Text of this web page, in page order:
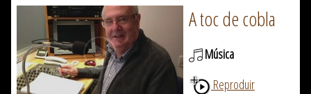
A toc de cobla
Música
Reproduir